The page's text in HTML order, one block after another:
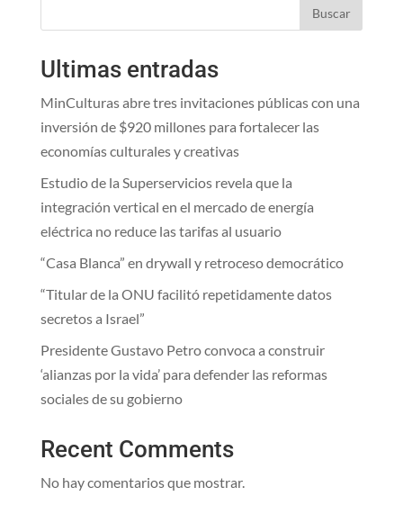
Buscar
Ultimas entradas
MinCulturas abre tres invitaciones públicas con una
inversión de $920 millones para fortalecer las
economías culturales y creativas
Estudio de la Superservicios revela que la
integración vertical en el mercado de energía
eléctrica no reduce las tarifas al usuario
“Casa Blanca” en drywall y retroceso democrático
“Titular de la ONU facilitó repetidamente datos
secretos a Israel”
Presidente Gustavo Petro convoca a construir
‘alianzas por la vida’ para defender las reformas
sociales de su gobierno
Recent Comments
No hay comentarios que mostrar.